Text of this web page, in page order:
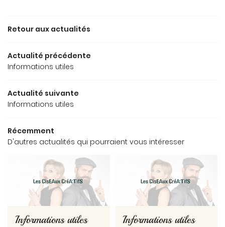
Actualités
Contact
Retour aux actualités
Actualité précédente
Informations utiles
Actualité suivante
Informations utiles
Récemment
D'autres actualités qui pourraient vous intéresser
Informations utiles Informations utiles